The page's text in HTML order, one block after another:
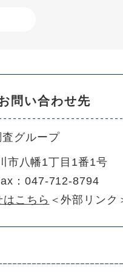
問い合わせ先
査グループ
市八幡1丁目1番1号
：047-712-8794
こちら ＜外部リンク